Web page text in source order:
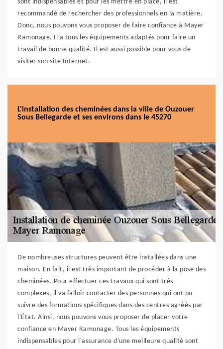
sont indispensables et pour les mettre en place, il est
recommandé de rechercher des professionnels en la matière.
Donc, nous pouvons vous proposer de faire confiance à Mayer
Ramonage. Il a tous les équipements adaptés pour faire un
travail de bonne qualité. Il est aussi possible pour vous de
visiter son site Internet.
L'installation des cheminées dans la ville de Ouzouer
Sous Bellegarde et ses environs dans le 45270
De nombreuses structures peuvent être installées dans une
maison. En fait, il est très important de procéder à la pose des
cheminées. Pour effectuer ces travaux qui sont très
complexes, il va falloir contacter des personnes qui ont pu
suivre des formations spécifiques dans des centres agréés par
l'État. Ainsi, nous pouvons vous proposer de placer votre
confiance en Mayer Ramonage. Tous les équipements
indispensables pour l'assurance d'une meilleure qualité sont